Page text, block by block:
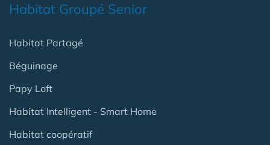
Habitat Groupé Senior
Habitat Partagé
Béguinage
Papy Loft
Habitat Intelligent - Smart Home
Habitat coopératif